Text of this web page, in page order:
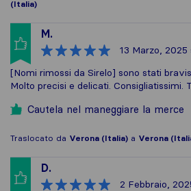
(Italia)
M.
13 Marzo, 2025
[Nomi rimossi da Sirelo] sono stati
Molto precisi e delicati. Consigliatissimi.
Cautela nel maneggiare la merce
Traslocato da Verona (Italia) a Verona
D.
2 Febbraio,